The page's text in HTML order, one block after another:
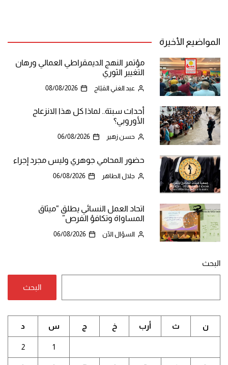
المواضيع الأخيرة
مؤتمر النهج الديمقراطي العمالي ورهان
التغيير الثوري
عبد الغني القبّاج 08/08/2026
أحداث سبتة.. لماذا كل هذا الانزعاج
الأوروبي؟
حسن زهير 06/08/2026
حضور المحامي جوهري وليس مجرد إجراء
جلال الطاهر 06/08/2026
اتحاد العمل النسائي يطلق “ميثاق
المساواة وتكافؤ الفرص”
السؤال الآن 06/08/2026
البحث
البحث
ن ث أرب خ ج س د
1
2